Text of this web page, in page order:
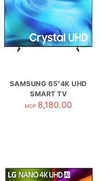
SAMSUNG 65"4K UHD
SMART TV
UA65U8500HJXZK
MOP 8,180.00